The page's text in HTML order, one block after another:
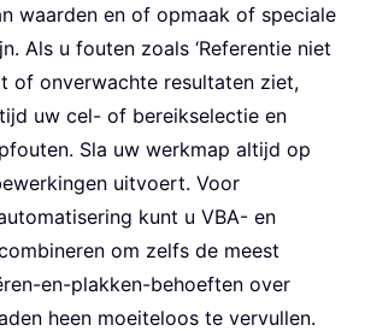
waarden en of opmaak of speciale
Als u fouten zoals ‘Referentie niet
of onverwachte resultaten ziet,
uw cel- of bereikselectie en
Sla uw werkmap altijd op
uitvoert. Voor
kunt u VBA- en
om zelfs de meest
en-plakken-behoeften over
heen moeiteloos te vervullen.